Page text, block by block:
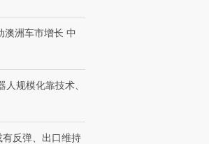
寻找100种
方式·第三对
CFO：不靠规模取胜，华
澳洲车市增长 中
规模化靠技术、
反弹、出口维持